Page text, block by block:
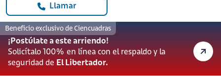
Llamar
Beneficio exclusivo de Ciencuadras
¡Postúlate a este arriendo!
Solicítalo 100% en línea con el respaldo y la
seguridad de El Libertador.
601 3905331
lineadesoporte923@serviciosbolivar.com
Canales de preferencia
Preguntas frecuentes